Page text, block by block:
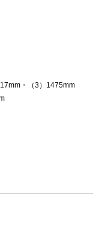
・（3）1475mm